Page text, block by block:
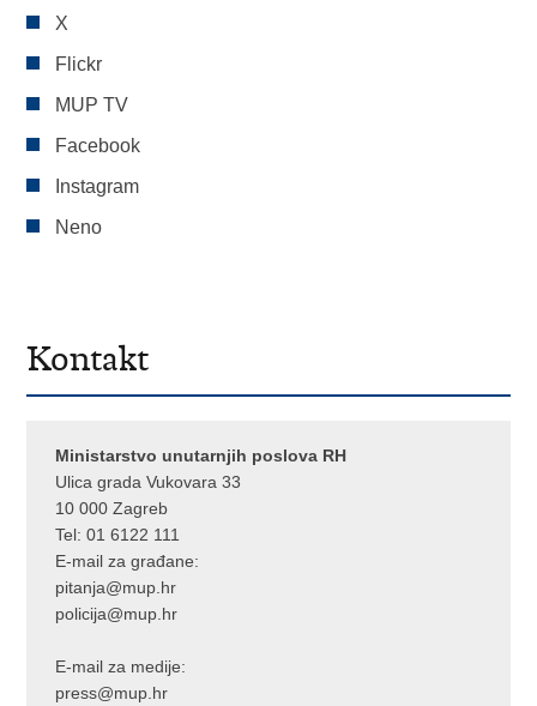
X
Flickr
MUP TV
Facebook
Instagram
Neno
Kontakt
Ministarstvo unutarnjih poslova RH
Ulica grada Vukovara 33
10 000 Zagreb
Tel:01 6122 111
E-mail za građane:
pitanja@mup.hr
policija@mup.hr
E-mail za medije:
press@mup.hr